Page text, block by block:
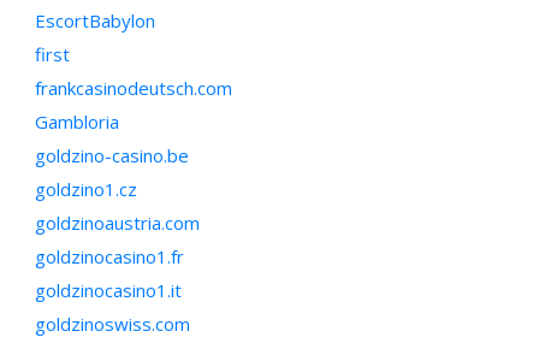
EscortBabylon
first
frankcasinodeutsch.com
Gambloria
goldzino-casino.be
goldzino1.cz
goldzinoaustria.com
goldzinocasino1.fr
goldzinocasino1.it
goldzinoswiss.com